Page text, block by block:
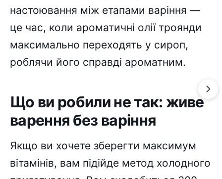
настоювання між етапами варіння —
це час, коли ароматичні олії троянди
максимально переходять у сироп,
роблячи його справді ароматним.
Що ви робили не так: живе
варення без варіння
Якщо ви хочете зберегти максимум
вітамінів, вам підійде метод холодного